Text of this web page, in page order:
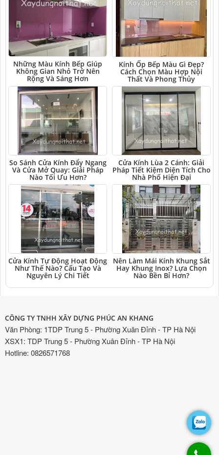
Những Màu Kính Bếp Giúp
Không Gian Nhỏ Trở Nên
Rộng Và Sáng Hơn
Kính Ốp Bếp Màu Gì Đẹp?
Cách Chọn Màu Hợp Nội
Thất Và Phong Thủy
So Sánh Cửa Kính Đẩy Ngang
Và Cửa Mở Quay: Giải Pháp
Nào Tối Ưu Hơn?
Cửa Kính Lùa 2 Cánh: Giải
Pháp Tiết Kiệm Diện Tích Cho
Nhà Phố Hiện Đại
Cửa Kính Tự Động Hoạt Động
Như Thế Nào? Cấu Tạo Và
Nguyên Lý Chi Tiết
Nên Làm Mái Kính Khung Sắt
Hay Khung Inox? Lựa Chọn
Nào Bền Bỉ Hơn?
CÔNG TY TNHH XÂY DỰNG PHÚC AN KHANG
Văn Phòng: 1TDP Trung 5 - Phường Xuân Đỉnh - TP Hà Nội
XSX1: TDP Trung 5 - Phường Xuân Đỉnh - TP Hà Nội
Hotline: 0826571768